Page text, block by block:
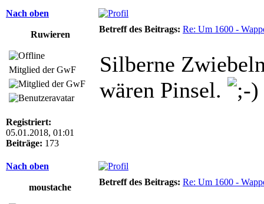
Nach oben
Ruwieren
Betreff des Beitrags: Re: Um 1600 -
Mitglied der GwF
Registriert:
05.01.2018, 01:01
Beiträge: 173
Silberne
wären Pinsel.
Nach oben
moustache
Betreff des Beitrags: Re: Um 1600 -